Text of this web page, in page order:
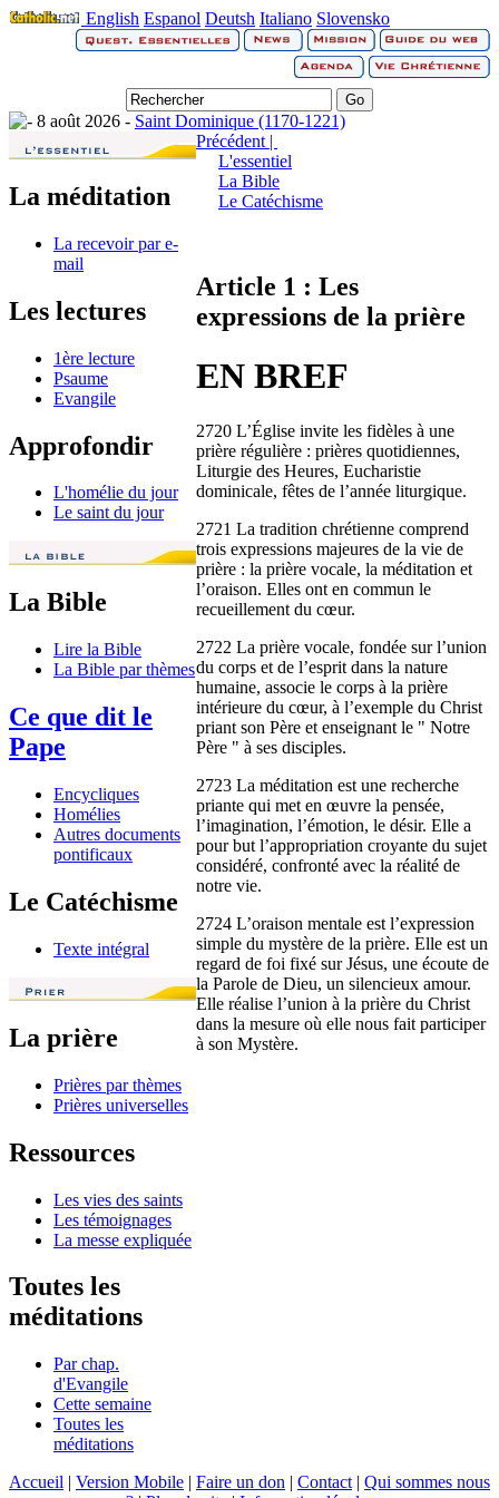
English Espanol Deutsh Italiano Slovensko
8 août 2026 - Saint Dominique (1170-1221)
La méditation
La recevoir par e-
mail
Les lectures
1ère lecture
Psaume
Evangile
Approfondir
L'homélie du jour
Le saint du jour
La Bible
Lire la Bible
La Bible par thèmes
Ce que dit le
Pape
Encycliques
Homélies
Autres documents
pontificaux
Le Catéchisme
Texte intégral
La prière
Prières par thèmes
Prières universelles
Ressources
Les vies des saints
Les témoignages
La messe expliquée
Toutes les
méditations
Par chap.
d'Evangile
Cette semaine
Toutes les
méditations
Précédent |
L'essentiel
La Bible
Le Catéchisme
Article 1 : Les
expressions de la prière
EN BREF
2720 L’Église invite les fidèles à une
prière régulière : prières quotidiennes,
Liturgie des Heures, Eucharistie
dominicale, fêtes de l’année liturgique.
2721 La tradition chrétienne comprend
trois expressions majeures de la vie de
prière : la prière vocale, la méditation et
l’oraison. Elles ont en commun le
recueillement du cœur.
2722 La prière vocale, fondée sur l’union
du corps et de l’esprit dans la nature
humaine, associe le corps à la prière
intérieure du cœur, à l’exemple du Christ
priant son Père et enseignant le " Notre
Père " à ses disciples.
2723 La méditation est une recherche
priante qui met en œuvre la pensée,
l’imagination, l’émotion, le désir. Elle a
pour but l’appropriation croyante du sujet
considéré, confronté avec la réalité de
notre vie.
2724 L’oraison mentale est l’expression
simple du mystère de la prière. Elle est un
regard de foi fixé sur Jésus, une écoute de
la Parole de Dieu, un silencieux amour.
Elle réalise l’union à la prière du Christ
dans la mesure où elle nous fait participer
à son Mystère.
Accueil | Version Mobile | Faire un don | Contact | Qui sommes nous